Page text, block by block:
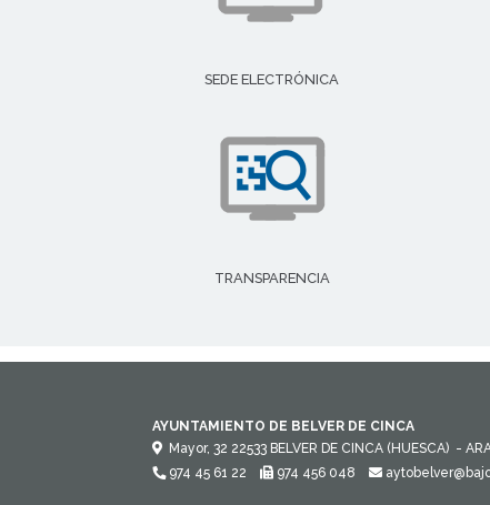
SEDE ELECTRÓNICA
TRANSPARENCIA
AYUNTAMIENTO DE BELVER DE CINCA
Mayor, 32 22533 BELVER DE CINCA (HUESCA) -
974 45 61 22
974 456 048